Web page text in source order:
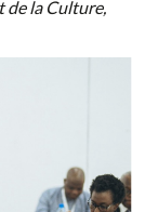
de la Culture,